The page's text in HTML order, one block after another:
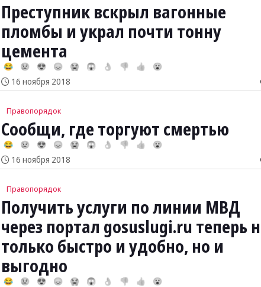
Преступник вскрыл вагонные
пломбы и украл почти тонну
цемента
😂 😢 😍 😞 😭 😱 👌 👎 👍 😮
16 ноября 2018
Правопорядок
Сообщи, где торгуют смертью
😂 😢 😍 😞 😭 😱 👌 👎 👍 😮
16 ноября 2018
Правопорядок
Получить услуги по линии МВД
через портал gosuslugi.ru теперь
только быстро и удобно, но и
выгодно
😂 😢 😍 😞 😭 😱 👌 👎 👍 😮